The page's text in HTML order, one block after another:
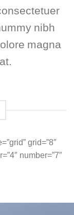
nibh
magna
grid=”8″
number=”7″